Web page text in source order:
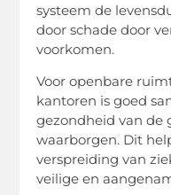
systeem de
door schade door
voorkomen.
Voor openbare
kantoren is goed
gezondheid van de
waarborgen. Dit
verspreiding van
veilige en